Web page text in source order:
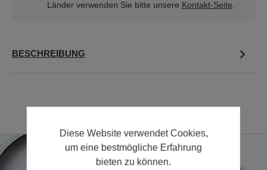
Länder verwenden Sie bitte unsere Kontakt-Seite.
BESCHREIBUNG
Diese Website verwendet Cookies,
um eine bestmögliche Erfahrung
bieten zu können.